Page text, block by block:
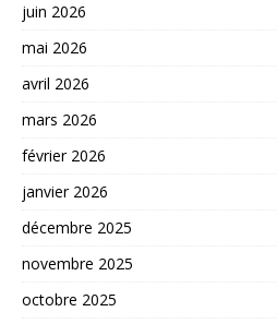
juin 2026
mai 2026
avril 2026
mars 2026
février 2026
janvier 2026
décembre 2025
novembre 2025
octobre 2025